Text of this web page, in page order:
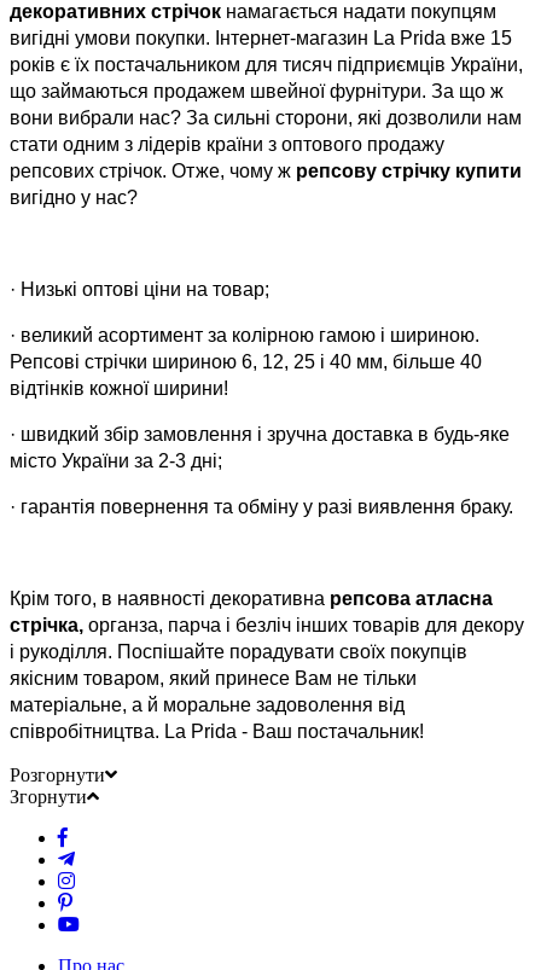
декоративних стрічок намагається надати покупцям
вигідні умови покупки. Інтернет-магазин La Prida вже 15
років є їх постачальником для тисяч підприємців України,
що займаються продажем швейної фурнітури. За що ж
вони вибрали нас? За сильні сторони, які дозволили нам
стати одним з лідерів країни з оптового продажу
репсових стрічок. Отже, чому ж репсову стрічку купити
вигідно у нас?
· Низькі оптові ціни на товар;
· великий асортимент за колірною гамою і шириною.
Репсові стрічки шириною 6, 12, 25 і 40 мм, більше 40
відтінків кожної ширини!
· швидкий збір замовлення і зручна доставка в будь-яке
місто України за 2-3 дні;
· гарантія повернення та обміну у разі виявлення браку.
Крім того, в наявності декоративна репсова атласна
стрічка, органза, парча і безліч інших товарів для декору
і рукоділля. Поспішайте порадувати своїх покупців
якісним товаром, який принесе Вам не тільки
матеріальне, а й моральне задоволення від
співробітництва. La Prida - Ваш постачальник!
Розгорнути
Згорнути
Про нас